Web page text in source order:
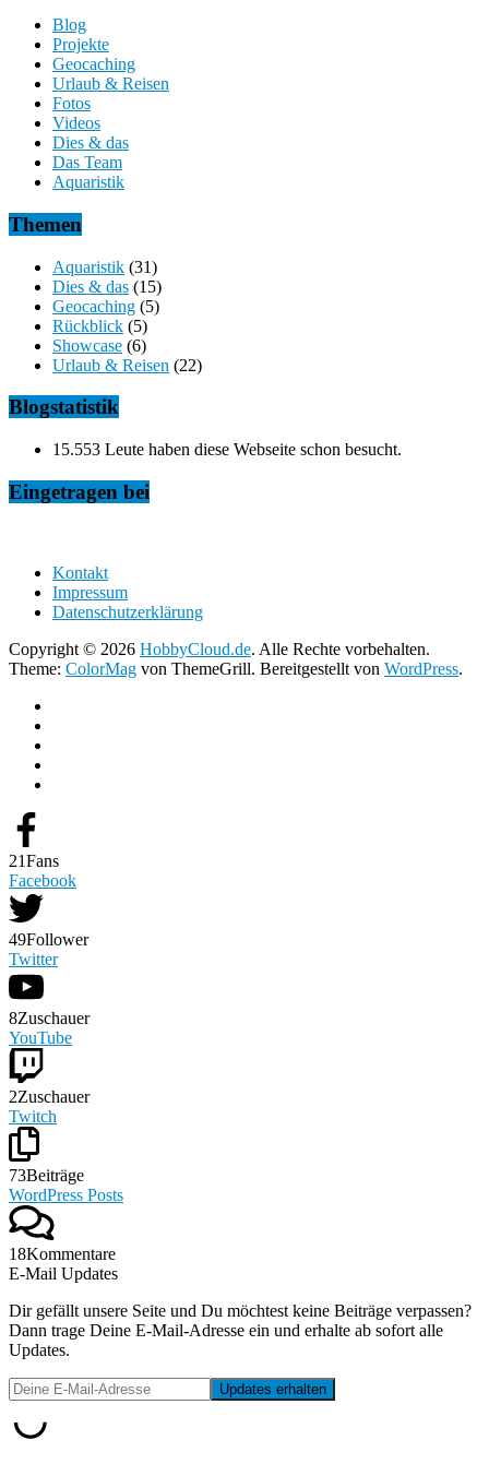
Blog
Projekte
Geocaching
Urlaub & Reisen
Fotos
Videos
Dies & das
Das Team
Aquaristik
Themen
Aquaristik (31)
Dies & das (15)
Geocaching (5)
Rückblick (5)
Showcase (6)
Urlaub & Reisen (22)
Blogstatistik
15.553 Leute haben diese Webseite schon besucht.
Eingetragen bei
Kontakt
Impressum
Datenschutzerklärung
Copyright © 2026 HobbyCloud.de. Alle Rechte vorbehalten.
Theme: ColorMag von ThemeGrill. Bereitgestellt von WordPress.
21Fans
Facebook
49Follower
Twitter
8Zuschauer
YouTube
2Zuschauer
Twitch
73Beiträge
WordPress Posts
18Kommentare
E-Mail Updates
Dir gefällt unsere Seite und Du möchtest keine Beiträge verpassen?
Dann trage Deine E-Mail-Adresse ein und erhalte ab sofort alle
Updates.